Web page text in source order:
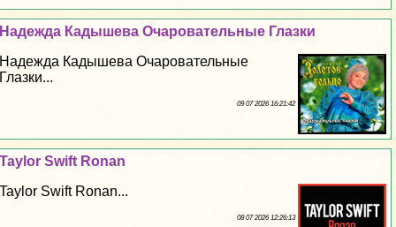
Надежда Кадышева Очаровательные Глазки
Надежда Кадышева Очаровательные
Глазки...
09 07 2026 16:21:42
Taylor Swift Ronan
Taylor Swift Ronan...
08 07 2026 12:26:13